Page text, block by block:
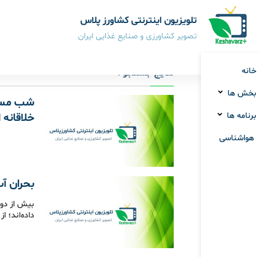
تلویزیون اینترنتی کشاورز پلاس
تصویر کشاورزی و صنایع غذایی ایران
خانه
بخش ها
برنامه ها
هواشناسی
نتایج جستجو :
شب
بحران
بیش از